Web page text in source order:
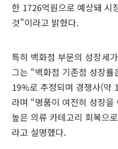
한 1726억원으로 예상돼 시
것”이라고 밝혔다.
특히 백화점 부문의 성장세
그는 “백화점 기존점 성장
19%로 추정되며 경쟁사(약
라며 “명품이 여전히 성장을
높은 의류 카테고리 회복으
라고 설명했다.